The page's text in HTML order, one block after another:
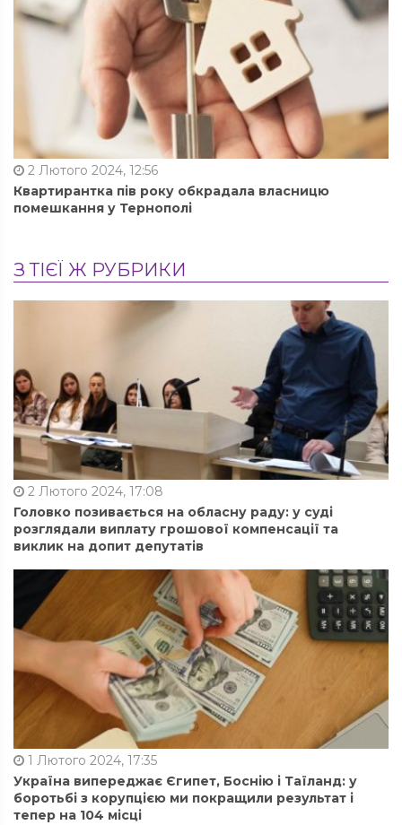
2 Лютого 2024, 12:56
Квартирантка пів року обкрадала власницю
помешкання у Тернополі
З ТІЄЇ Ж РУБРИКИ
2 Лютого 2024, 17:08
Головко позивається на обласну раду: у суді
розглядали виплату грошової компенсації та
виклик на допит депутатів
1 Лютого 2024, 17:35
Україна випереджає Єгипет, Боснію і Таїланд: у
боротьбі з корупцією ми покращили результат і
тепер на 104 місці